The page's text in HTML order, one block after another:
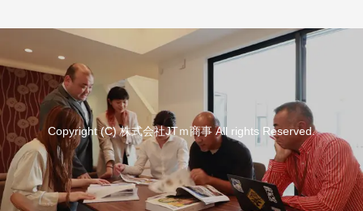
Copyright (C) 株式会社JTｍ商事 All rights Reserved.